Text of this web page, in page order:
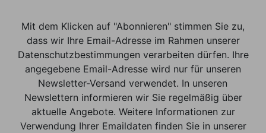
Mit dem Klicken auf "Abonnieren" stimmen Sie zu,
dass wir Ihre Email-Adresse im Rahmen unserer
Datenschutzbestimmungen verarbeiten dürfen. Ihre
angegebene Email-Adresse wird nur für unseren
Newsletter-Versand verwendet. In unseren
Newslettern informieren wir Sie regelmäßig über
aktuelle Angebote. Weitere Informationen zur
Verwendung Ihrer Emaildaten finden Sie in unserer